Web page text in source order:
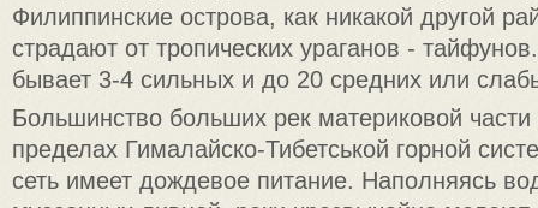
Филиппинские острова, как никакой другой
страдают от тропических ураганов -
бывает 3-4 сильных и до 20 средних или
Большинство больших рек материковой
пределах Гималайско-Тибетськой горной
сеть имеет дождевое питание. Наполняясь